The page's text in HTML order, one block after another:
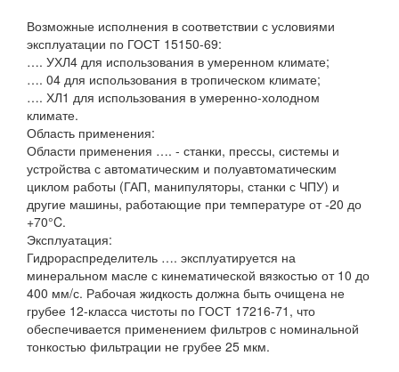
Возможные исполнения в соответствии с условиями
эксплуатации по ГОСТ 15150-69:
…. УХЛ4 для использования в умеренном климате;
…. 04 для использования в тропическом климате;
…. ХЛ1 для использования в умеренно-холодном
климате.
Область применения:
Области применения …. - станки, прессы, системы и
устройства с автоматическим и полуавтоматическим
циклом работы (ГАП, манипуляторы, станки с ЧПУ) и
другие машины, работающие при температуре от -20 до
+70°C.
Эксплуатация:
Гидрораспределитель …. эксплуатируется на
минеральном масле с кинематической вязкостью от 10 до
400 мм/с. Рабочая жидкость должна быть очищена не
грубее 12-класса чистоты по ГОСТ 17216-71, что
обеспечивается применением фильтров с номинальной
тонкостью фильтрации не грубее 25 мкм.